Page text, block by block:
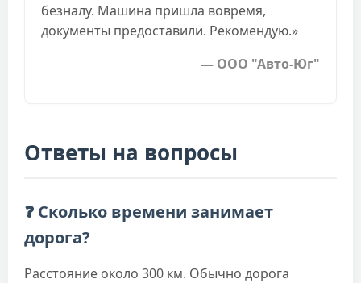
безналу. Машина пришла вовремя,
документы предоставили. Рекомендую.»
— ООО "Авто-Юг"
Ответы на вопросы
❓ Сколько времени занимает
дорога?
Расстояние около 300 км. Обычно дорога